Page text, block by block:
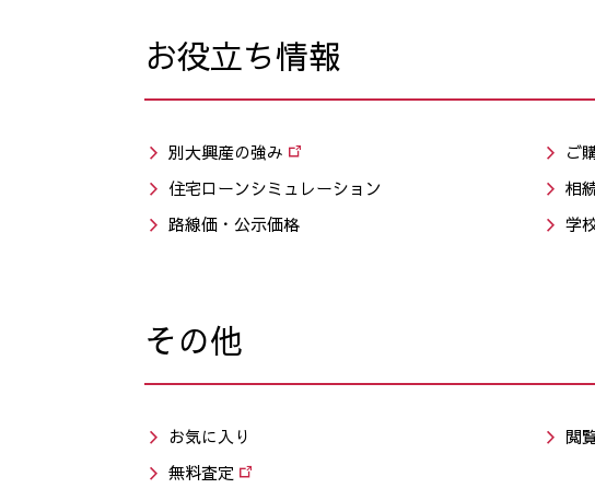
お役立ち情報
別大興産の強み ご
住宅ローンシミュレーション
相
路線価・公示価格
学
その他
お気に入り 閲
無料査定